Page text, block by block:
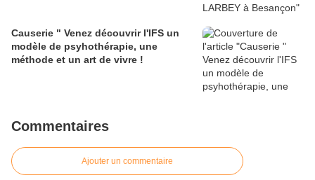
Causerie " Venez découvrir l'IFS un
modèle de psyhothérapie, une
méthode et un art de vivre !
Commentaires
Ajouter un commentaire